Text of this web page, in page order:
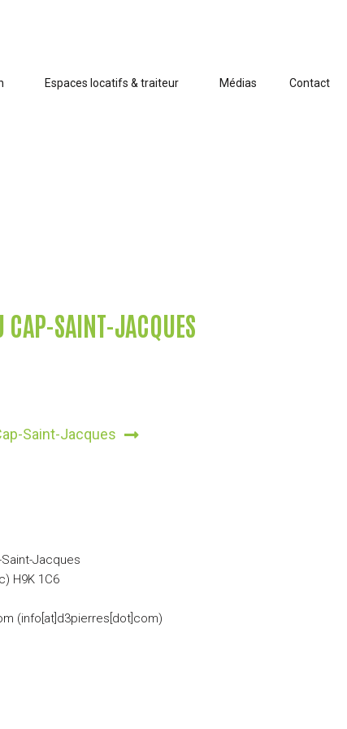
Espaces locatifs & traiteur Médias Contact
CAP-SAINT-JACQUES
Saint-Jacques
Jacques
H9K 1C6
(info[at]d3pierres[dot]com)